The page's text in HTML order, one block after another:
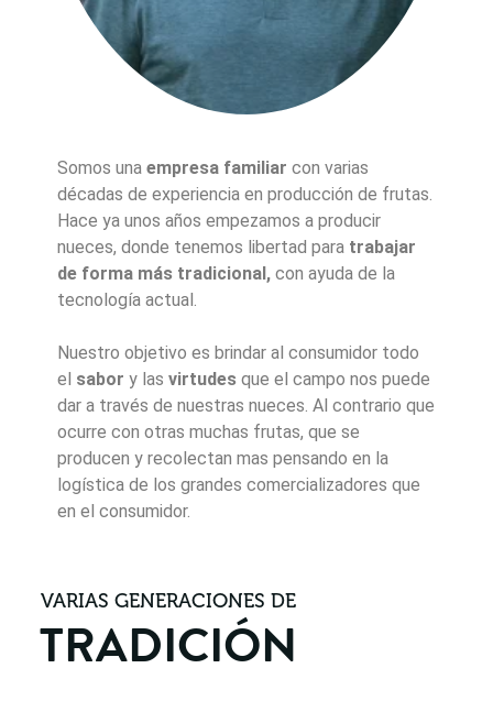
Somos una empresa familiar con varias
décadas de experiencia en producción de frutas.
Hace ya unos años empezamos a producir
nueces, donde tenemos libertad para trabajar
de forma más tradicional, con ayuda de la
tecnología actual.
Nuestro objetivo es brindar al consumidor todo
el sabor y las virtudes que el campo nos puede
dar a través de nuestras nueces. Al contrario que
ocurre con otras muchas frutas, que se
producen y recolectan mas pensando en la
logística de los grandes comercializadores que
en el consumidor.
VARIAS GENERACIONES DE
TRADICIÓN